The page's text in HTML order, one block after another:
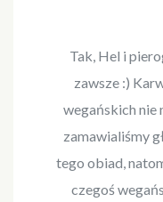
Tak, Hel i
zawsze :)
wegańskich nie
zamawialiśmy
tego obiad,
czegoś